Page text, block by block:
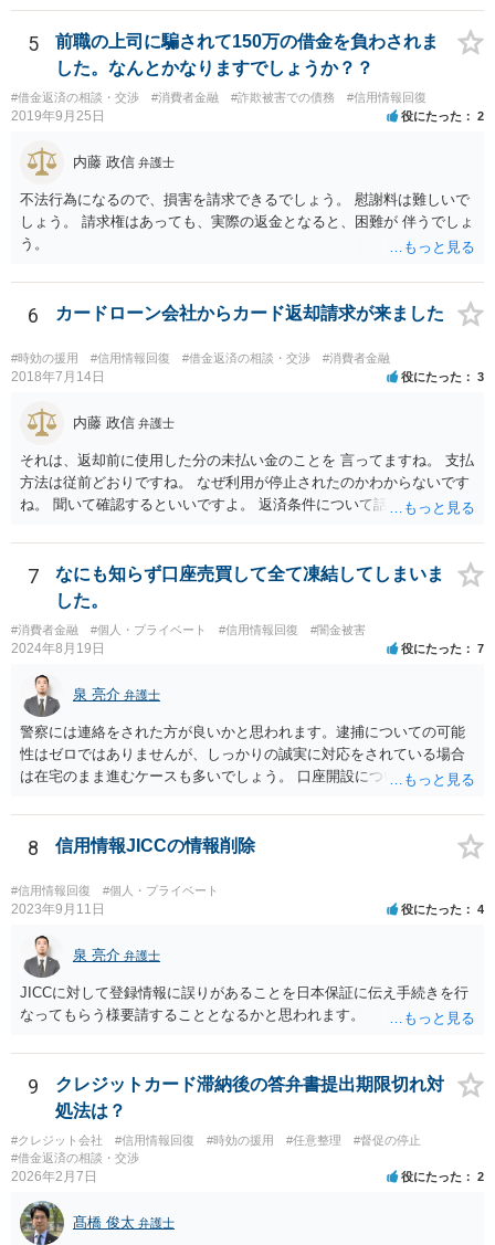
ため，知られる可能性は低いと思います。なお，戸籍などに載るので
はないかと心配される方がおられますが，そのようなことはありませ
ん。 ＜個人再生のデメリット＞ ・借金が減額されるとはいえ，３年～
５年間は返済を継続する必要がある。 ・所有している財産の価値が大
きい場合，借金が減らない場合がある。 ＜自己破産のデメリット＞ ・
借金の理由が問われ，場合によっては破産が認められない。 ・所有し
きない。 【③の回答】 ３０万円～６０万円程度かと思います。 弁護
て支払いのスケジュールを決めます。 なお，ご依頼後は借金を返済す
る必要はなくなるため，借金の返済に充てていた分を弁護士費用に充
てることが可能です。 【④の回答】 手続上の注意点が多いため，ご自
とをお勧めします。
険信号・異常信号と思って頂いて結構です。 もし、新しく依頼をされ
る場合は、 スケジュール感を確認してみてください。 ①●月●日受任
通知発送→②１～２か月で返答かえってくる。報告書作成しはじめる
→③さらに１カ月程度をめどに裁判所に破産申立て など教えてくれる
と思います（個人破産で破産費用も確保できている場合の例示なの
で、法人や積み立てが必要な場合はまた変わります。）
5
前職の上司に騙されて150万の借金を負わされま
した。なんとかなりますでしょうか？？
#借金返済の相談・交渉 #消費者金融 #詐欺被害での債務 #信用情報回復
2019年9月25日 役にたった 2
内藤 政信 弁護士
不法行為になるので、損害を請求できるでしょう。 慰謝料は難しいで
しょう。 請求権はあっても、実際の返金となると、困難が 伴うでしょ
う。
6 カードローン会社からカード返却請求が来ました
#時効の援用 #信用情報回復 #借金返済の相談・交渉 #消費者金融
2018年7月14日 役にたった 3
内藤 政信 弁護士
それは、返却前に使用した分の未払い金のことを 言ってますね。 支払
方法は従前どおりですね。 なぜ利用が停止されたのかわからないです
ね。 聞いて確認するといいですよ。 返済条件について話し合う事は当
7
なにも知らず口座売買して全て凍結してしまいま
した。
#消費者金融 #個人・プライベート #信用情報回復 #闇金被害
2024年8月19日 役にたった 7
泉 亮介 弁護士
警察には連絡をされた方が良いかと思われます。逮捕についての可能
性はゼロではありませんが、しっかりの誠実に対応をされている場合
は在宅のまま進むケースも多いでしょう。 口座開設については銀行等
られるケースも多いかと思われます。
8 信用情報JICCの情報削除
#信用情報回復 #個人・プライベート
2023年9月11日 役にたった 4
泉 亮介 弁護士
JICCに対して登録情報に誤りがあることを日本保証に伝え手続きを行
なってもらう様要請することとなるかと思われます。
9
クレジットカード滞納後の答弁書提出期限切れ対
処法は？
#クレジット会社 #信用情報回復 #時効の援用 #任意整理
#督促の停止
#借金返済の相談・交渉
2026年2月7日 役にたった 2
髙橋 俊太 弁護士